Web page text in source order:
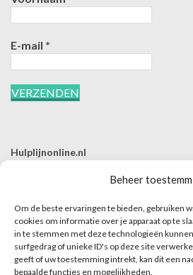
Beheer
Om de beste ervaringen te bieden, gebruiken
cookies om informatie over je apparaat op te
in te stemmen met deze technologieën
surfgedrag of unieke ID's op deze site
geeft of uw toestemming intrekt, kan dit een
bepaalde functies en mogelijkheden.
E-mail *
Hulplijnonline.nl
E | info@hulplijnonline.nl
Contactformulier
Over Hulplijnonline.nl
Het team van Hulplijnonline.nl